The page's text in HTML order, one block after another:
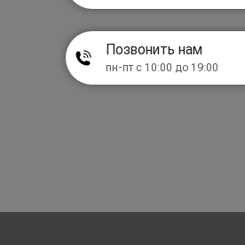
Позвонить нам
пн-пт с 10:00 до 19:00